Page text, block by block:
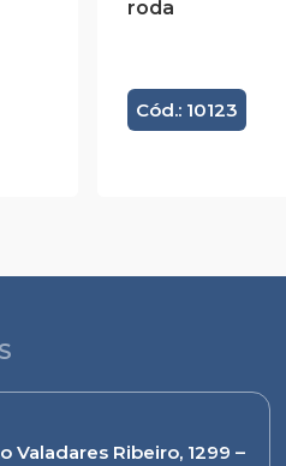
roda
Cód.: 10123
Valadares Ribeiro, 1299 –